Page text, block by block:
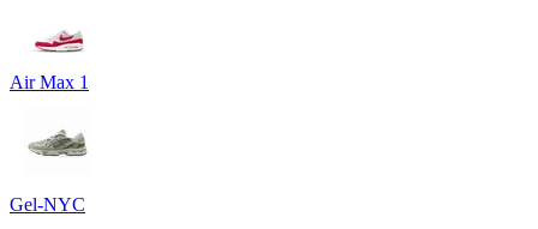
Air Max 1
Gel-NYC